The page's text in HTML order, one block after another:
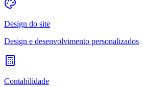
Design do site
Design e desenvolvimento personalizados
Contabilidade